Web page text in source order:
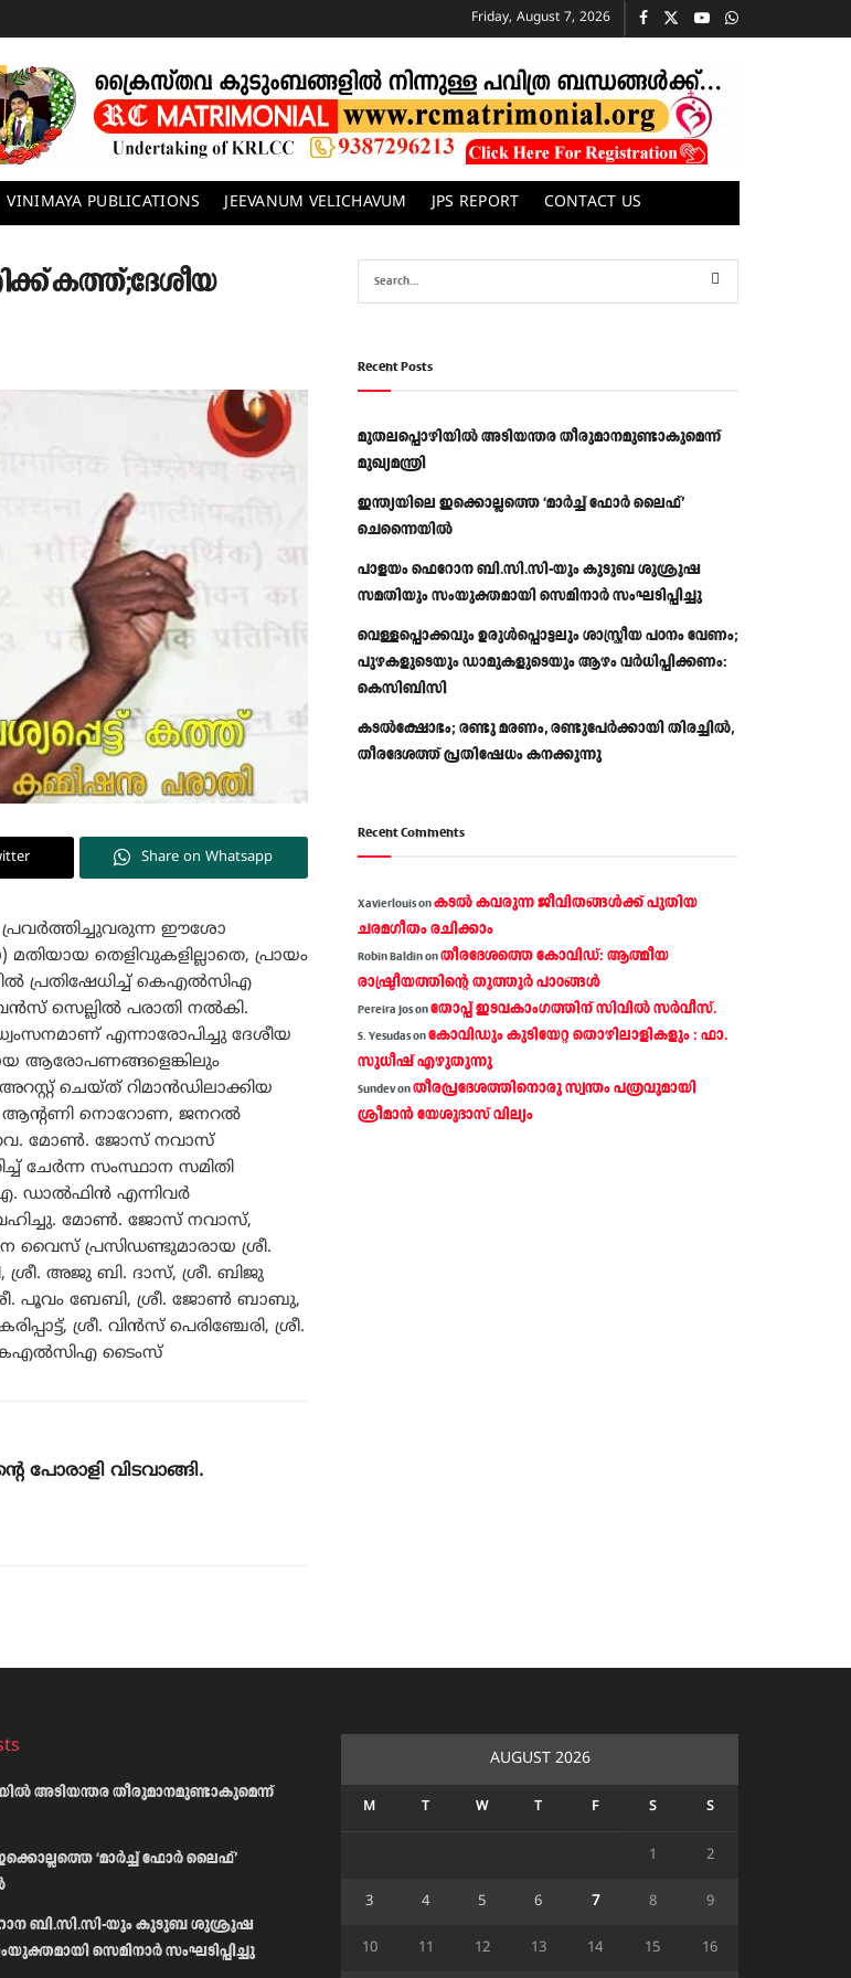
Friday, August 7, 2026
VINIMAYA PUBLICATIONS JEEVANUM VELICHAVUM JPS REPORT CONTACT US
കത്ത്;ദേശീയ
Share on Whatsapp
പ്രവര്‍ത്തിച്ചുവരുന്ന ഈശോ
മതിയായ തെളിവുകളില്ലാതെ, പ്രായം
പ്രതിഷേധിച്ച് കെഎല്‍സിഎ
സെല്ലില്‍ പരാതി നല്‍കി.
എന്നാരോപിച്ചു ദേശീയ
ആരോപണങ്ങളെങ്കിലും
ചെയ്ത് റിമാന്‍ഡിലാക്കിയ
ആന്‍റണി നൊറോണ, ജനറല്‍
റവ. മോണ്‍. ജോസ് നവാസ്
ചേര്‍ന്ന സംസ്ഥാന സമിതി
എ. ഡാല്‍ഫിന്‍ എന്നിവര്‍
മോണ്‍. ജോസ് നവാസ്,
വൈസ് പ്രസിഡണ്ടുമാരായ ശ്രീ.
ശ്രീ. അജു ബി. ദാസ്, ശ്രീ. ബിജു
പൂവം ബേബി, ശ്രീ. ജോണ്‍ ബാബു,
ശ്രീ. വിന്‍സ് പെരിഞ്ചേരി, ശ്രീ.
കെഎൽസിഎ ടൈംസ്
പോരാളി വിടവാങ്ങി.
Recent Posts
മുതലപ്പൊഴിയിൽ അടിയന്തര തീരുമാനമുണ്ടാകുമെന്ന്
മുഖ്യമന്ത്രി
ഇന്ത്യയിലെ ഇക്കൊല്ലത്തെ ‘മാർച്ച് ഫോർ ലൈഫ്’
ചെന്നൈയിൽ
പാളയം ഫെറോന ബി.സി.സി-യും കുടുബ ശുശ്രൂഷ
സമതിയും സംയുക്തമായി സെമിനാർ സംഘടിപ്പിച്ചു
വെള്ളപ്പൊക്കവും ഉരുള്‍പ്പൊട്ടലും ശാസ്ത്രീയ പഠനം വേണം;
പുഴകളുടെയും ഡാമുകളുടെയും ആഴം വര്‍ധിപ്പിക്കണം:
കെസിബിസി
കടൽക്ഷോഭം; രണ്ടു മരണം, രണ്ടുപേർക്കായി തിരച്ചിൽ,
തീരദേശത്ത് പ്രതിഷേധം കനക്കുന്നു
Recent Comments
Xavierlouisonകടല്‍ കവരുന്ന ജീവിതങ്ങള്‍ക്ക് പുതിയ
ചരമഗീതം രചിക്കാം
Robin Baldinonതീരദേശത്തെ കോവിഡ്: ആത്മീയ
രാഷ്ട്രീയത്തിന്റെ തൂത്തൂര്‍ പാഠങ്ങൾ
Pereira Josonതോപ്പ് ഇടവകാംഗത്തിന് സിവിൽ സർവീസ്.
S. Yesudasonകോവിഡും കുടിയേറ്റ തൊഴിലാളികളും : ഫാ.
സുധീഷ് എഴുതുന്നു
Sundevonതീരപ്രദേശത്തിനൊരു സ്വന്തം പത്രവുമായി
ശ്രീമാന്‍ യേശുദാസ് വില്യം
അടിയന്തര തീരുമാനമുണ്ടാകുമെന്ന്
‘മാർച്ച് ഫോർ ലൈഫ്’
ബി.സി.സി-യും കുടുബ ശുശ്രൂഷ
സെമിനാർ സംഘടിപ്പിച്ചു
AUGUST 2026
M T W T F S S
1 2
3 4 5 6 7 8 9
10 11 12 13 14 15 16